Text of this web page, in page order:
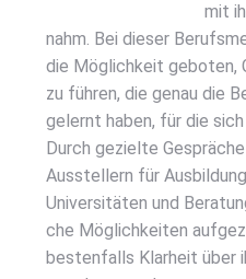
mit
nahm. Bei die­ser
die Mög­lich­keit gebo­ten,
zu füh­ren, die genau die
gelernt haben, für die
Durch geziel­te
Aus­stel­lern für
Uni­ver­si­tä­ten und
che Mög­lich­kei­ten
bes­ten­falls Klar­heit über